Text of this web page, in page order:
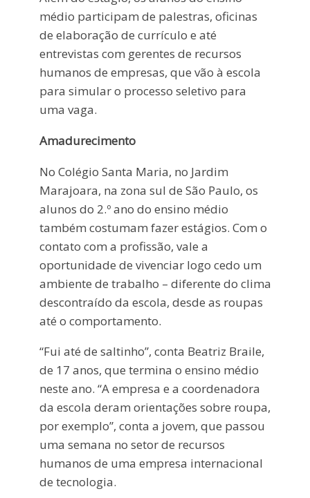
médio participam de palestras, oficinas
de elaboração de currículo e até
entrevistas com gerentes de recursos
humanos de empresas, que vão à escola
para simular o processo seletivo para
uma vaga.
Amadurecimento
No Colégio Santa Maria, no Jardim
Marajoara, na zona sul de São Paulo, os
alunos do 2.º ano do ensino médio
também costumam fazer estágios. Com o
contato com a profissão, vale a
oportunidade de vivenciar logo cedo um
ambiente de trabalho – diferente do clima
descontraído da escola, desde as roupas
até o comportamento.
“Fui até de saltinho”, conta Beatriz Braile,
de 17 anos, que termina o ensino médio
neste ano. “A empresa e a coordenadora
da escola deram orientações sobre roupa,
por exemplo”, conta a jovem, que passou
uma semana no setor de recursos
humanos de uma empresa internacional
de tecnologia.